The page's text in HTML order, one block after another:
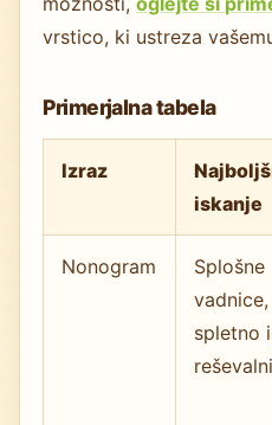
vrstico, ki ustreza
Primerjalna tabela
Izraz
iskanje
Nonogram
Splošne
vadnice,
spletno